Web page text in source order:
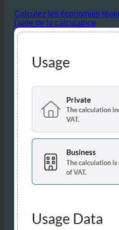
Calculez les économies
l'aide de la calculatrice